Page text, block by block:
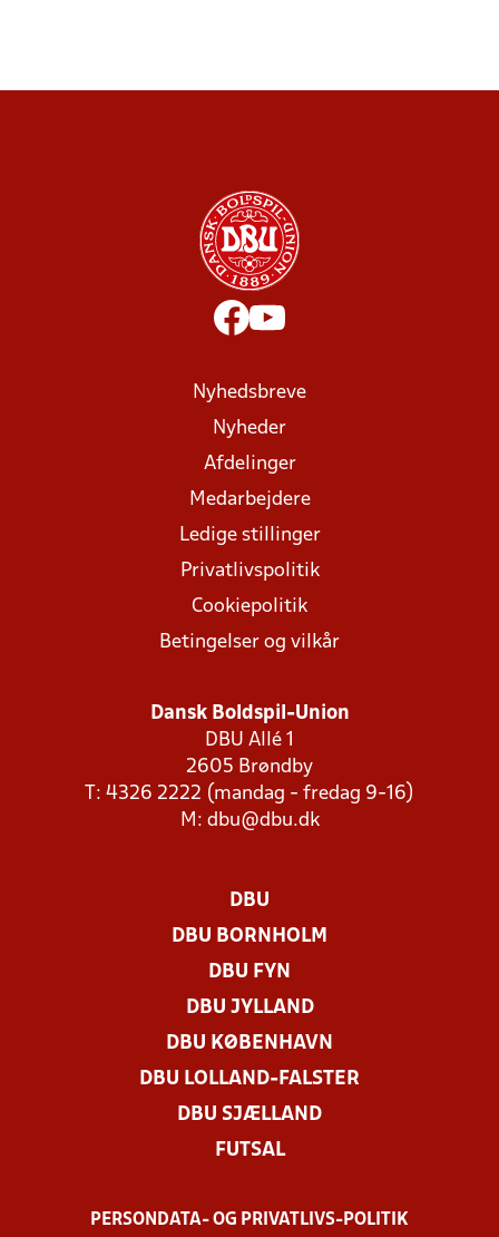
Nyhedsbreve
Nyheder
Afdelinger
Medarbejdere
Ledige stillinger
Privatlivspolitik
Cookiepolitik
Betingelser og vilkår
Dansk Boldspil-Union
DBU Allé 1
2605 Brøndby
T: 4326 2222 (mandag - fredag 9-16)
M: dbu@dbu.dk
DBU
DBU BORNHOLM
DBU FYN
DBU JYLLAND
DBU KØBENHAVN
DBU LOLLAND-FALSTER
DBU SJÆLLAND
FUTSAL
PERSONDATA- OG PRIVATLIVS-POLITIK